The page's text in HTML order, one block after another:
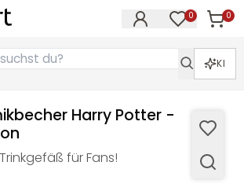
0 0
KI
Harry Potter -
für Fans!